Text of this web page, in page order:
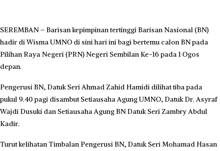
SEREMBAN – Barisan kepimpinan tertinggi Barisan Nasional (BN)
hadir di Wisma UMNO di sini hari ini bagi bertemu calon BN pada
Pilihan Raya Negeri (PRN) Negeri Sembilan Ke-16 pada 1 Ogos
depan.
Pengerusi BN, Datuk Seri Ahmad Zahid Hamidi dilihat tiba pada
pukul 9.40 pagi disambut Setiausaha Agung UMNO, Datuk Dr. Asyraf
Wajdi Dusuki dan Setiausaha Agung BN Datuk Seri Zambry Abdul
Kadir.
Turut kelihatan Timbalan Pengerusi BN, Datuk Seri Mohamad Hasan